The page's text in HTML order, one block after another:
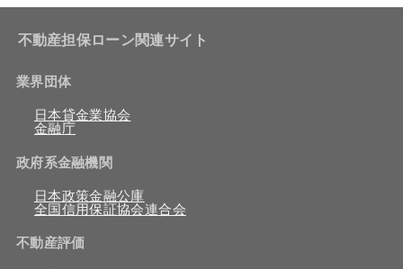
不動産担保ローン関連サイト
業界団体
日本貸金業協会
金融庁
政府系金融機関
日本政策金融公庫
全国信用保証協会連合会
不動産評価